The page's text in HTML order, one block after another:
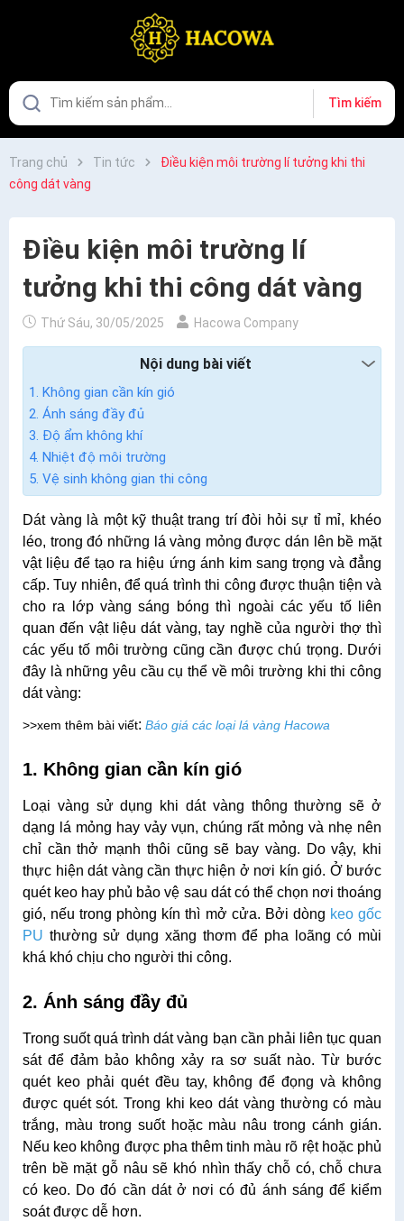
Tìm kiếm
Trang chủ Tin tức
Điều kiện môi trường lí tưởng khi thi
công dát vàng
Điều kiện môi trường lí
tưởng khi thi công dát vàng
Thứ Sáu, 30/05/2025 Hacowa Company
Nội dung bài viết
1. Không gian cần kín gió
2. Ánh sáng đầy đủ
3. Độ ẩm không khí
4. Nhiệt độ môi trường
5. Vệ sinh không gian thi công
Dát vàng là một kỹ thuật trang trí đòi hỏi sự tỉ mỉ, khéo
léo, trong đó những lá vàng mỏng được dán lên bề mặt
vật liệu để tạo ra hiệu ứng ánh kim sang trọng và đẳng
cấp. Tuy nhiên, để quá trình thi công được thuận tiện và
cho ra lớp vàng sáng bóng thì ngoài các yếu tố liên
quan đến vật liệu dát vàng, tay nghề của người thợ thì
các yếu tố môi trường cũng cần được chú trọng. Dưới
đây là những yêu cầu cụ thể về môi trường khi thi công
dát vàng:
>>xem thêm bài viết: Báo giá các loại lá vàng Hacowa
1. Không gian cần kín gió
Loại vàng sử dụng khi dát vàng thông thường sẽ ở
dạng lá mỏng hay vảy vụn, chúng rất mỏng và nhẹ nên
chỉ cần thở mạnh thôi cũng sẽ bay vàng. Do vậy, khi
thực hiện dát vàng cần thực hiện ở nơi kín gió. Ở bước
quét keo hay phủ bảo vệ sau dát có thể chọn nơi thoáng
gió, nếu trong phòng kín thì mở cửa. Bởi dòng keo gốc
PU thường sử dụng xăng thơm để pha loãng có mùi
khá khó chịu cho người thi công.
2. Ánh sáng đầy đủ
Trong suốt quá trình dát vàng bạn cần phải liên tục quan
sát để đảm bảo không xảy ra sơ suất nào. Từ bước
quét keo phải quét đều tay, không để đọng và không
được quét sót. Trong khi keo dát vàng thường có màu
trắng, màu trong suốt hoặc màu nâu trong cánh gián.
Nếu keo không được pha thêm tinh màu rõ rệt hoặc phủ
trên bề mặt gỗ nâu sẽ khó nhìn thấy chỗ có, chỗ chưa
có keo. Do đó cần dát ở nơi có đủ ánh sáng để kiểm
soát được dễ hơn.